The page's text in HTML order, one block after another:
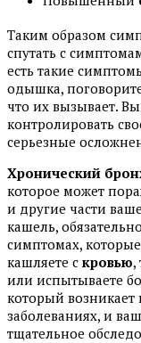
Таким образом
спутать с
есть такие
одышка,
что их вызывает.
контролировать
серьезные
Хронический
которое может
и другие части
кашель,
симптомах,
кашляете с кровью,
или испытываете
который
заболеваниях, и
тщательное